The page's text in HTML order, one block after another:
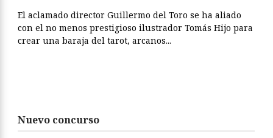
El aclamado director Guillermo del Toro se ha aliado
con el no menos prestigioso ilustrador Tomás Hijo para
crear una baraja del tarot, arcanos...
Nuevo concurso